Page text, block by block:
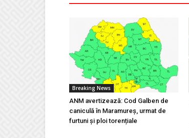
Breaking News
ANM avertizează: Cod Galben de
caniculă în Maramureș, urmat de
furtuni și ploi torențiale